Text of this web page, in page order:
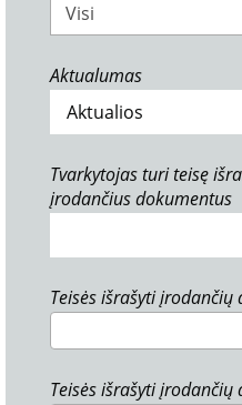
Visi
Aktualumas
Tvarkytojas turi teisę
įrodančius dokumentus
Teisės išrašyti
Teisės išrašyti